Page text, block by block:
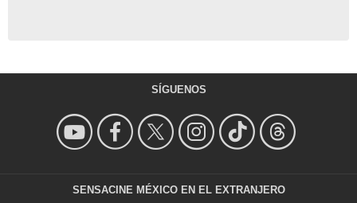
SÍGUENOS
SENSACINE MÉXICO EN EL EXTRANJERO